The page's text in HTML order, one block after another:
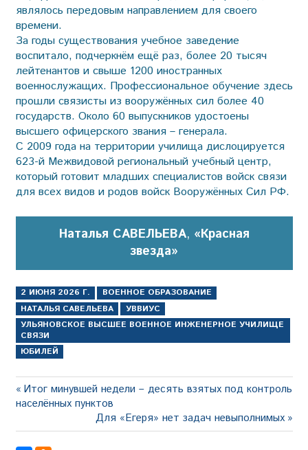
являлось передовым направлением для своего
времени.
За годы существования учебное заведение
воспитало, подчеркнём ещё раз, более 20 тысяч
лейтенантов и свыше 1200 иностранных
военнослужащих. Профессиональное обучение здесь
прошли связисты из вооружённых сил более 40
государств. Около 60 выпускников удостоены
высшего офицерского звания – генерала.
С 2009 года на территории училища дислоцируется
623-й Межвидовой региональный учебный центр,
который готовит младших специалистов войск связи
для всех видов и родов войск Вооружённых Сил РФ.
Наталья САВЕЛЬЕВА, «Красная
звезда»
2 ИЮНЯ 2026 Г.
ВОЕННОЕ ОБРАЗОВАНИЕ
НАТАЛЬЯ САВЕЛЬЕВА
УВВИУС
УЛЬЯНОВСКОЕ ВЫСШЕЕ ВОЕННОЕ ИНЖЕНЕРНОЕ УЧИЛИЩЕ
СВЯЗИ
ЮБИЛЕЙ
Навигация
по
записям
Предыдущая
запись:
Итог минувшей недели – десять взятых под контроль
населённых пунктов
Следующая
запись:
Для «Егеря» нет задач невыполнимых